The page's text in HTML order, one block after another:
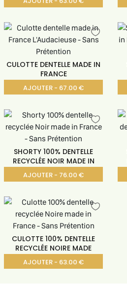
CULOTTE DENTELLE MADE IN
FRANCE
AJOUTER - 67.00 €
SHORTY 100% DENTELLE
RECYCLÉE NOIR MADE IN
AJOUTER - 76.00 €
CULOTTE 100% DENTELLE
RECYCLÉE NOIRE MADE
AJOUTER - 63.00 €